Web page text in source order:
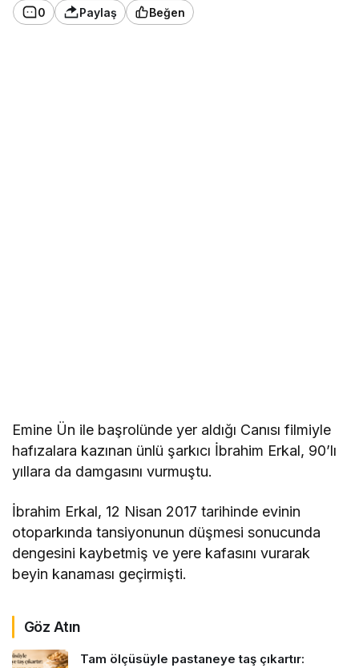
0 Paylaş Beğen
Emine Ün ile başrolünde yer aldığı Canısı filmiyle
hafızalara kazınan ünlü şarkıcı İbrahim Erkal, 90’lı
yıllara da damgasını vurmuştu.
İbrahim Erkal, 12 Nisan 2017 tarihinde evinin
otoparkında tansiyonunun düşmesi sonucunda
dengesini kaybetmiş ve yere kafasını vurarak
beyin kanaması geçirmişti.
Göz Atın
Tam ölçüsüyle pastaneye taş çıkartır: